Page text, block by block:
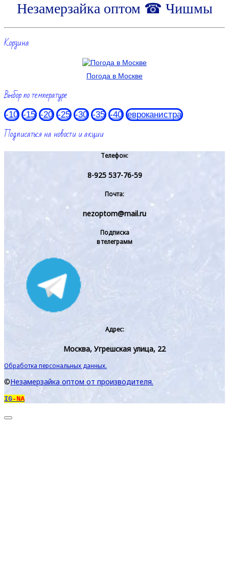
Незамерзайка оптом ☎ Чишмы
Корзина
Погода в Москве
Выбор по температуре
-10 -15 -20 -25 -30 -35 -40 евроканистра
Подписаться на новости и акции
Телефон:
8-925 537-76-59
Почта:
nezoptom@mail.ru
Подписка
в телеграмм
Адрес:
Москва, Угрешская улица, 22
Обработка персональных данных.
©Незамерзайка оптом от производителя.
IG-NA